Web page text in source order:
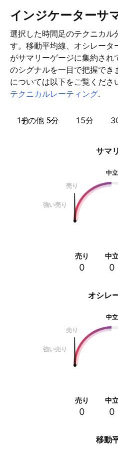
インジケーターサ
選択した時間足のテクニカル
す。移動平均線、オシレータ
がサマリーゲージに集約され
のシグナルを一目で把握でき
については以下をご覧くださ
テクニカルレーティング.
1分 5分 15分
その他
オシレ
中立
売り
強い売り
売り
0
中
0
サマ
中立
売り
強い売り
売り
0
中
0
移動